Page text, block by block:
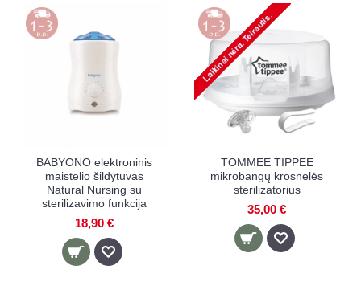
BABYONO elektroninis
maistelio šildytuvas
Natural Nursing su
sterilizavimo funkcija
18,90 €
TOMMEE TIPPEE
mikrobangų krosnelės
sterilizatorius
35,00 €